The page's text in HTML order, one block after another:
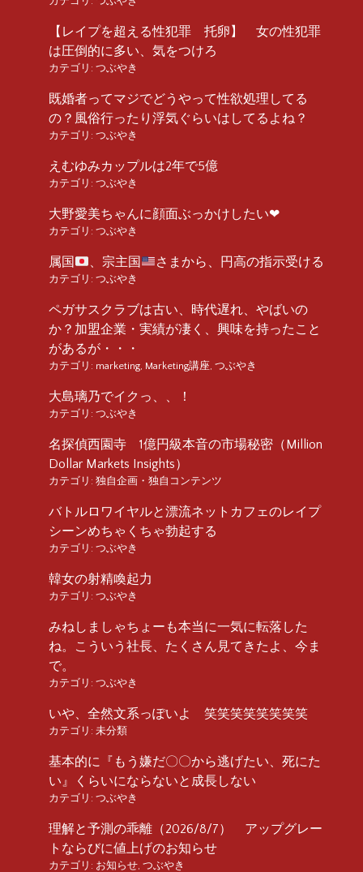
【レイプを超える性犯罪 托卵】 女の性犯罪
は圧倒的に多い、気をつけろ
カテゴリ: つぶやき
既婚者ってマジでどうやって性欲処理してる
の？風俗行ったり浮気ぐらいはしてるよね？
カテゴリ: つぶやき
えむゆみカップルは2年で5億
カテゴリ: つぶやき
大野愛美ちゃんに顔面ぶっかけしたい❤︎
カテゴリ: つぶやき
属国 、宗主国 さまから、円高の指示受ける
カテゴリ: つぶやき
ペガサスクラブは古い、時代遅れ、やばいの
か？加盟企業・実績が凄く、興味を持ったこと
があるが・・・
カテゴリ: marketing, Marketing講座, つぶやき
大島璃乃でイクっ、、！
カテゴリ: つぶやき
名探偵西園寺 1億円級本音の市場秘密（Million
Dollar Markets Insights）
カテゴリ: 独自企画・独自コンテンツ
バトルロワイヤルと漂流ネットカフェのレイプ
シーンめちゃくちゃ勃起する
カテゴリ: つぶやき
韓女の射精喚起力
カテゴリ: つぶやき
みねしましゃちょーも本当に一気に転落した
ね。こういう社長、たくさん見てきたよ、今ま
で。
カテゴリ: つぶやき
いや、全然文系っぽいよ 笑笑笑笑笑笑笑笑
カテゴリ: 未分類
基本的に『もう嫌だ〇〇から逃げたい、死にた
い』くらいにならないと成長しない
カテゴリ: つぶやき
理解と予測の乖離（2026/8/7） アップグレー
トならびに値上げのお知らせ
カテゴリ: お知らせ, つぶやき